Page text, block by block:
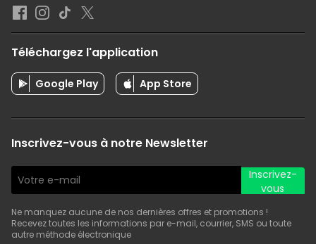
Téléchargez l'application
Google Play App Store
Inscrivez-vous à notre Newsletter
Inscrivez-
vous
Ne manquez aucune de nos dernières offres et promotions !
Recevez toutes les informations par e-mail, courrier, SMS ou toute
autre méthode électronique